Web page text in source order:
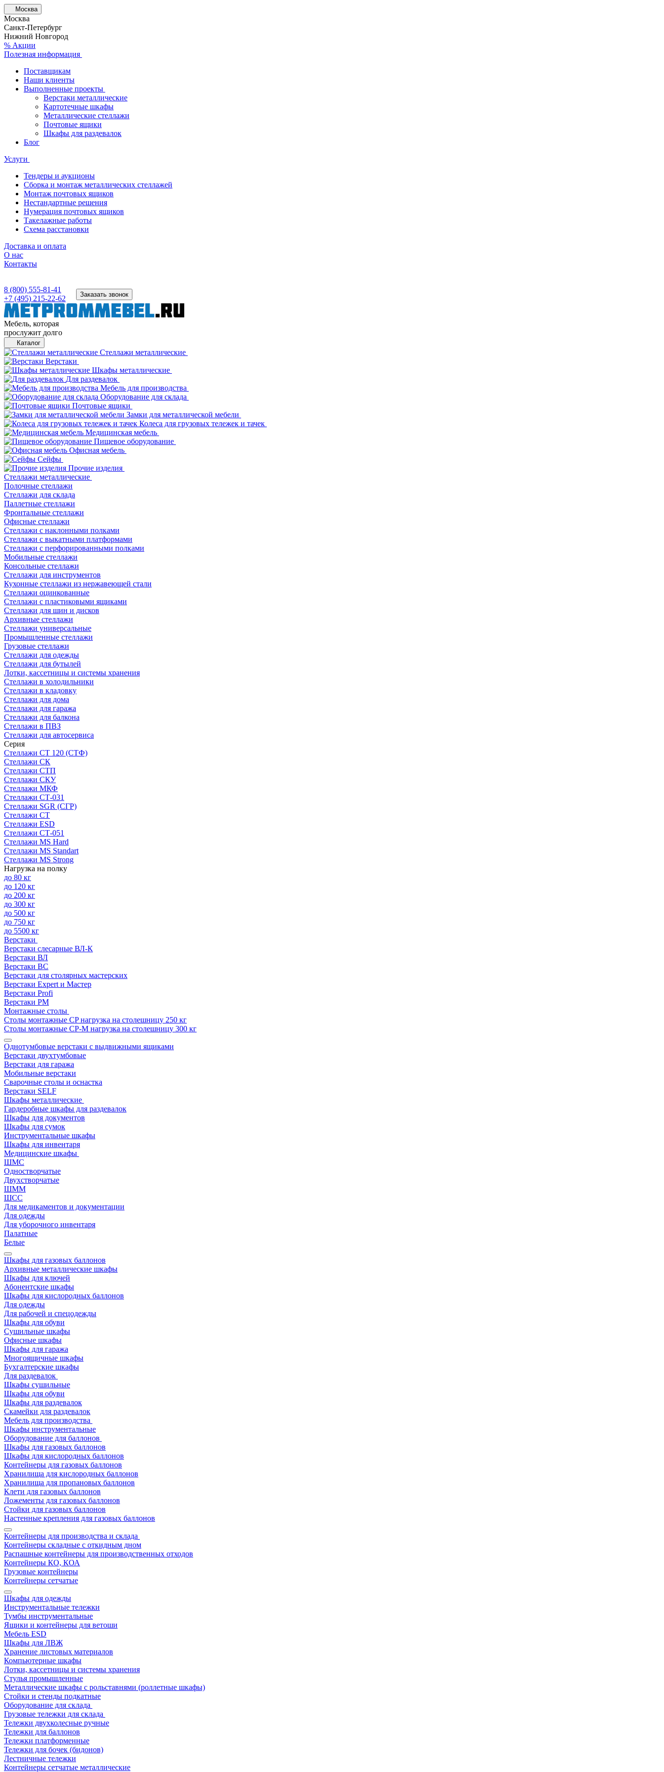
Москва
Москва
Санкт-Петербург
Нижний Новгород
% Акции
Полезная информация
Поставщикам
Наши клиенты
Выполненные проекты
Верстаки металлические
Картотечные шкафы
Металлические стеллажи
Почтовые ящики
Шкафы для раздевалок
Блог
Услуги
Тендеры и аукционы
Сборка и монтаж металлических стеллажей
Монтаж почтовых ящиков
Нестандартные решения
Нумерация почтовых ящиков
Такелажные работы
Схема расстановки
Доставка и оплата
О нас
Контакты
8 (800) 555-81-41
+7 (495) 215-22-62
Заказать звонок
Мебель, которая
прослужит долго
Каталог
Стеллажи металлические
Верстаки
Шкафы металлические
Для раздевалок
Мебель для производства
Оборудование для склада
Почтовые ящики
Замки для металлической мебели
Колеса для грузовых тележек и тачек
Медицинская мебель
Пищевое оборудование
Офисная мебель
Сейфы
Прочие изделия
Стеллажи металлические
Полочные стеллажи
Стеллажи для склада
Паллетные стеллажи
Фронтальные стеллажи
Офисные стеллажи
Стеллажи с наклонными полками
Стеллажи с выкатными платформами
Стеллажи с перфорированными полками
Мобильные стеллажи
Консольные стеллажи
Стеллажи для инструментов
Кухонные стеллажи из нержавеющей стали
Стеллажи оцинкованные
Стеллажи с пластиковыми ящиками
Стеллажи для шин и дисков
Архивные стеллажи
Стеллажи универсальные
Промышленные стеллажи
Грузовые стеллажи
Стеллажи для одежды
Стеллажи для бутылей
Лотки, кассетницы и системы хранения
Стеллажи в холодильники
Стеллажи в кладовку
Стеллажи для дома
Стеллажи для гаража
Стеллажи для балкона
Стеллажи в ПВЗ
Стеллажи для автосервиса
Серия
Стеллажи СТ 120 (СТФ)
Стеллажи СК
Стеллажи СТП
Стеллажи СКУ
Стеллажи МКФ
Стеллажи СТ-031
Стеллажи SGR (СГР)
Стеллажи СТ
Стеллажи ESD
Стеллажи СТ-051
Стеллажи MS Hard
Стеллажи MS Standart
Стеллажи MS Strong
Нагрузка на полку
до 80 кг
до 120 кг
до 200 кг
до 300 кг
до 500 кг
до 750 кг
до 5500 кг
Верстаки
Верстаки слесарные ВЛ-К
Верстаки ВЛ
Верстаки ВС
Верстаки для столярных мастерских
Верстаки Expert и Мастер
Верстаки Profi
Верстаки РМ
Монтажные столы
Столы монтажные СP нагрузка на столешницу 250 кг
Столы монтажные СР-М нагрузка на столешницу 300 кг
Однотумбовые верстаки с выдвижными ящиками
Верстаки двухтумбовые
Верстаки для гаража
Мобильные верстаки
Сварочные столы и оснастка
Верстаки SELF
Шкафы металлические
Гардеробные шкафы для раздевалок
Шкафы для документов
Шкафы для сумок
Инструментальные шкафы
Шкафы для инвентаря
Медицинские шкафы
ШМС
Одностворчатые
Двухстворчатые
ШММ
ШСС
Для медикаментов и документации
Для одежды
Для уборочного инвентаря
Палатные
Белые
Шкафы для газовых баллонов
Архивные металлические шкафы
Шкафы для ключей
Абонентские шкафы
Шкафы для кислородных баллонов
Для одежды
Для рабочей и спецодежды
Шкафы для обуви
Сушильные шкафы
Офисные шкафы
Шкафы для гаража
Многоящичные шкафы
Бухгалтерские шкафы
Для раздевалок
Шкафы сушильные
Шкафы для обуви
Шкафы для раздевалок
Скамейки для раздевалок
Мебель для производства
Шкафы инструментальные
Оборудование для баллонов
Шкафы для газовых баллонов
Шкафы для кислородных баллонов
Контейнеры для газовых баллонов
Хранилища для кислородных баллонов
Хранилища для пропановых баллонов
Клети для газовых баллонов
Ложементы для газовых баллонов
Стойки для газовых баллонов
Настенные крепления для газовых баллонов
Контейнеры для производства и склада
Контейнеры складные с откидным дном
Распашные контейнеры для производственных отходов
Контейнеры КО, КОА
Грузовые контейнеры
Контейнеры сетчатые
Шкафы для одежды
Инструментальные тележки
Тумбы инструментальные
Ящики и контейнеры для ветоши
Мебель ESD
Шкафы для ЛВЖ
Хранение листовых материалов
Компьютерные шкафы
Лотки, кассетницы и системы хранения
Стулья промышленные
Металлические шкафы с рольставнями (роллетные шкафы)
Стойки и стенды подкатные
Оборудование для склада
Грузовые тележки для склада
Тележки двухколесные ручные
Тележки для баллонов
Тележки платформенные
Тележки для бочек (бидонов)
Лестничные тележки
Контейнеры сетчатые металлические